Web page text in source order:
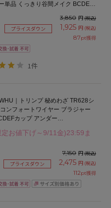
単品 くっきり谷間メイク BCDEF
3,850 円(税込)
プライスダウン 1,925 円 (税込)
87pt獲得
1件
｜トリンプ 秘めわざ TR628シ
ンフォートワイヤー ブラジャー
カップ アンダー
お値下げ～9/11金)23:59ま
7,150 円(税込)
プライスダウン 2,475 円 (税込)
112pt獲得